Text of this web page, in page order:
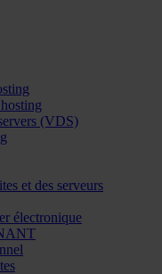
(VDS)
et des serveurs
électronique